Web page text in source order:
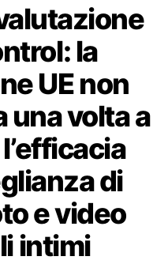
la
UE non
una volta a
di
e video
intimi